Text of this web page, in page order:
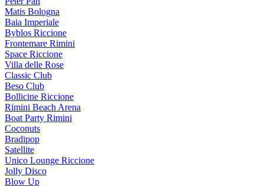
Matis Bologna
Baia Imperiale
Byblos Riccione
Frontemare Rimini
Space Riccione
Villa delle Rose
Classic Club
Beso Club
Bollicine Riccione
Rimini Beach Arena
Boat Party Rimini
Coconuts
Bradipop
Satellite
Unico Lounge Riccione
Jolly Disco
Blow Up